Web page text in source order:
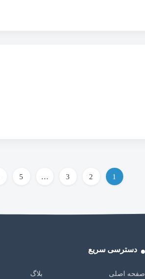
راهبری
نوشته‌ها
1
2
3
…
5
دسترسی سریع
صفحه اصلی بلاگ